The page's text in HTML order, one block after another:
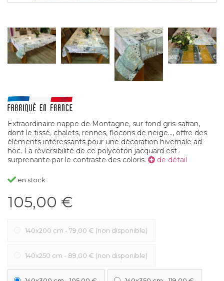
Extraordinaire nappe de Montagne, sur fond gris-safran,
dont le tissé, chalets, rennes, flocons de neige..., offre des
éléments intéressants pour une décoration hivernale ad-
hoc. La réversibilité de ce polycoton jacquard est
surprenante par le contraste des coloris.
de détail
en stock
105,00 €
140x200 cm - 79,00 € (non disponible)
140x250 cm - 89,00 € (non disponible)